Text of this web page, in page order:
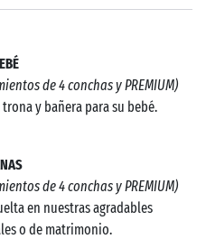
de 4 conchas y PREMIUM)
y bañera para su bebé.
de 4 conchas y PREMIUM)
en nuestras agradables
o de matrimonio.